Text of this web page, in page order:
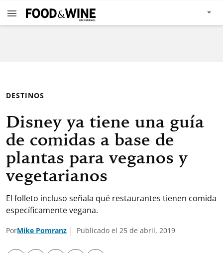
DESTINOS
Disney ya tiene una guía
de comidas a base de
plantas para veganos y
vegetarianos
El folleto incluso señala qué restaurantes tienen comida
específicamente vegana.
PorMike Pomranz Publicado el 25 de abril, 2019